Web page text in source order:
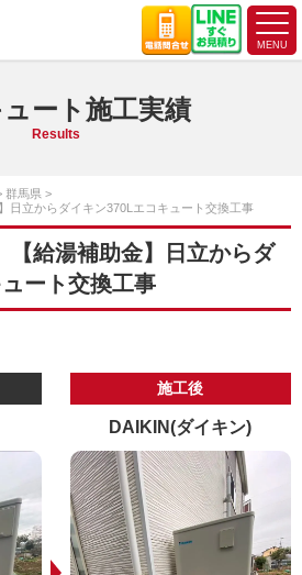
ート施工実績
Results
群馬県
立からダイキン370Lエコキュート交換工事
給湯補助金】日立からダ
ート交換工事
施工後
DAIKIN(ダイキン)